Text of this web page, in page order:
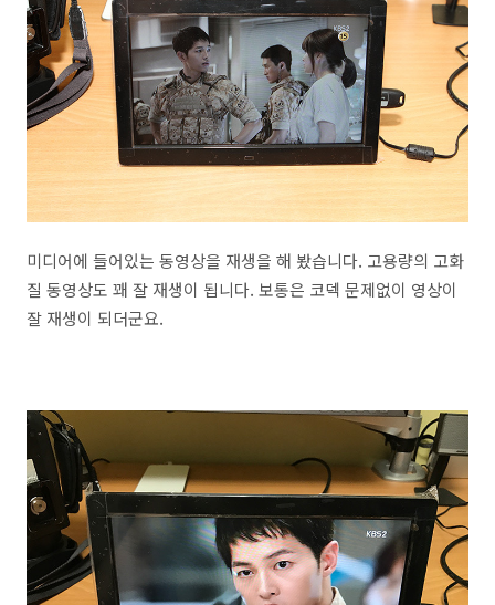
미디어에 들어있는 동영상을 재생을 해 봤습니다. 고용량의 고화
질 동영상도 꽤 잘 재생이 됩니다. 보통은 코덱 문제없이 영상이
잘 재생이 되더군요.